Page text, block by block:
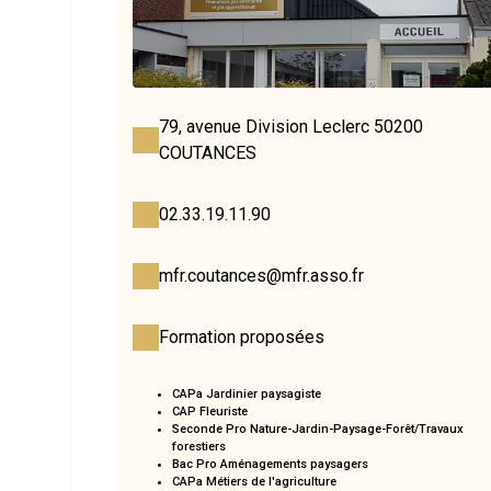
79, avenue Division Leclerc 50200
COUTANCES
02.33.19.11.90
mfr.coutances@mfr.asso.fr
Formation proposées
CAPa Jardinier paysagiste
CAP Fleuriste
Seconde Pro Nature-Jardin-Paysage-Forêt/Travaux
forestiers
Bac Pro Aménagements paysagers
CAPa Métiers de l'agriculture